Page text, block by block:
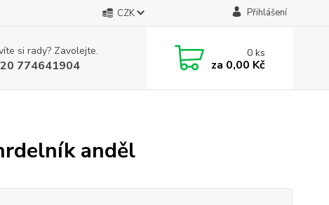
CZK Přihlášení
si rady? Zavolejte.
774641904
0ks
za 0,00 Kč
anděl